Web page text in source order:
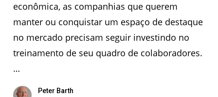
econômica, as companhias que querem
manter ou conquistar um espaço de destaque
no mercado precisam seguir investindo no
treinamento de seu quadro de colaboradores.
…
Peter Barth